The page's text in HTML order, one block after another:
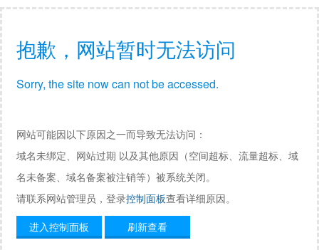
抱歉，网站暂时无法访问
Sorry, the site now can not be accessed.
网站可能因以下原因之一而导致无法访问：
域名未绑定、网站过期 以及其他原因（空间超标、流量超标、域
名未备案、域名备案被注销等）被系统关闭。
请联系网站管理员，登录控制面板查看详细原因。
进入控制面板
刷新查看